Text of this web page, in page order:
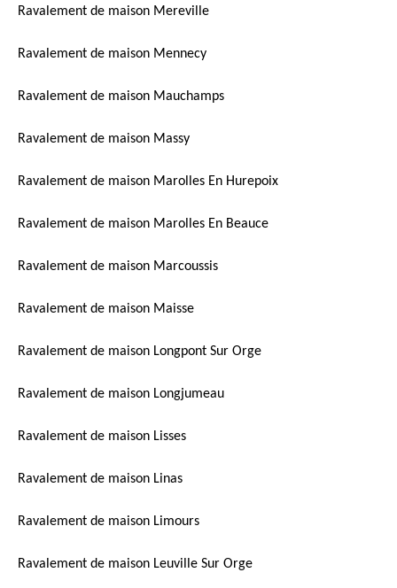
Ravalement de maison Mereville
Ravalement de maison Mennecy
Ravalement de maison Mauchamps
Ravalement de maison Massy
Ravalement de maison Marolles En Hurepoix
Ravalement de maison Marolles En Beauce
Ravalement de maison Marcoussis
Ravalement de maison Maisse
Ravalement de maison Longpont Sur Orge
Ravalement de maison Longjumeau
Ravalement de maison Lisses
Ravalement de maison Linas
Ravalement de maison Limours
Ravalement de maison Leuville Sur Orge